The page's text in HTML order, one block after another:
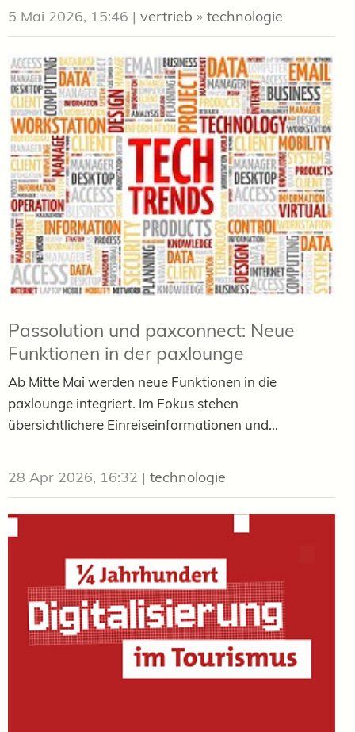
5 Mai 2026, 15:46 | vertrieb » technologie
Passolution und paxconnect: Neue
Funktionen in der paxlounge
Ab Mitte Mai werden neue Funktionen in die
paxlounge integriert. Im Fokus stehen
übersichtlichere Einreiseinformationen und...
28 Apr 2026, 16:32 | technologie